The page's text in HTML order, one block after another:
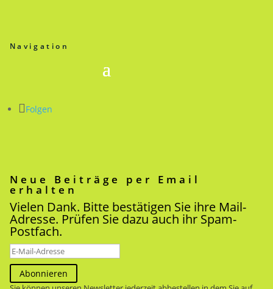
Navigation
Folgen
Neue Beiträge per Email
erhalten
Vielen Dank. Bitte bestätigen Sie ihre Mail-
Adresse. Prüfen Sie dazu auch ihr Spam-
Postfach.
Abonnieren